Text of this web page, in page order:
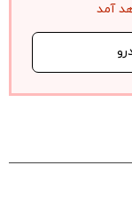
آمد